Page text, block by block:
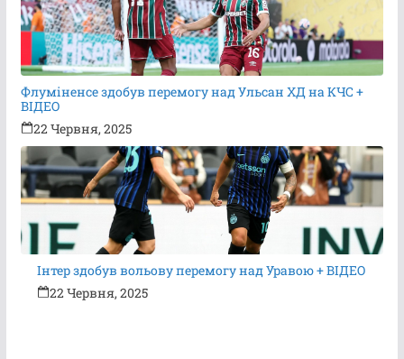
Флуміненсе здобув перемогу над Ульсан ХД на КЧС +
ВІДЕО
22 Червня, 2025
Інтер здобув вольову перемогу над Уравою + ВІДЕО
22 Червня, 2025